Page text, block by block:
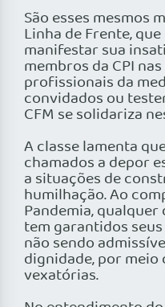
São esses mesmos
Linha de Frente,
manifestar sua
membros da CPI
profissionais da
convidados ou
CFM se solidariza
A classe lamenta
chamados a depor
a situações de
humilhação. Ao
Pandemia,
tem garantidos
não sendo
dignidade, por
vexatórias.